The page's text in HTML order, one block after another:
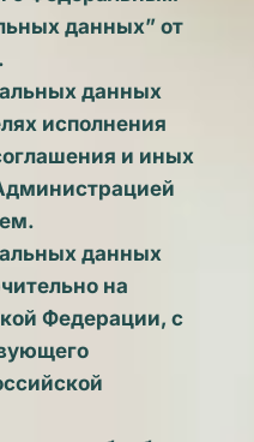
данных” от
данных
исполнения
и иных
данных
на
Федерации, с